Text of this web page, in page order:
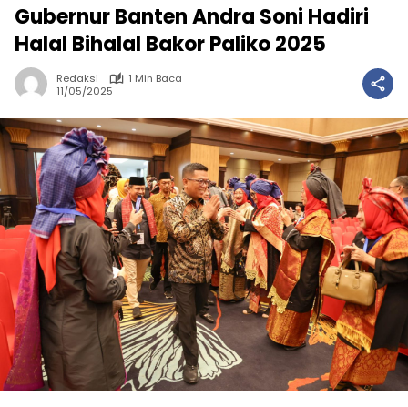
Gubernur Banten Andra Soni Hadiri
Halal Bihalal Bakor Paliko 2025
Redaksi
1 Min Baca
11/05/2025